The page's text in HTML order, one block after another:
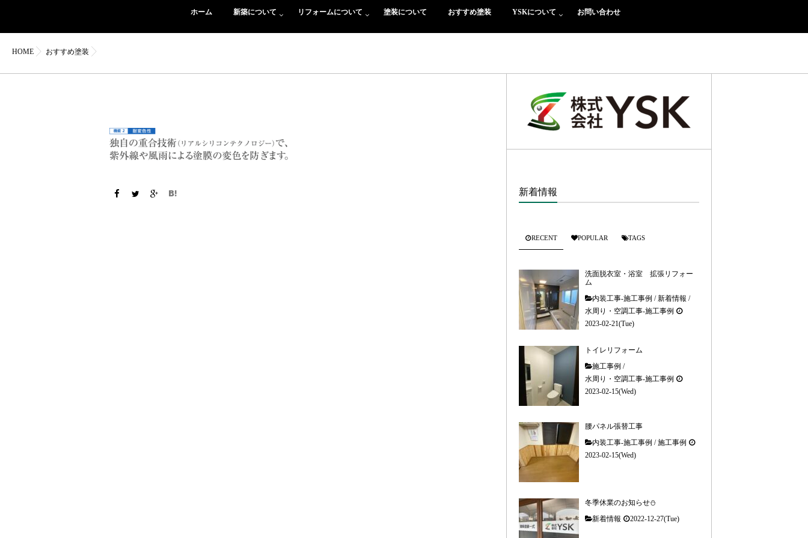
ホーム 新築について リフォームについて 塗装について おすすめ塗装 YSKについて お問い合わせ
HOME おすすめ塗装
新着情報
RECENT POPULAR TAGS
洗面脱衣室・浴室 拡張リフォー
ム
内装工事-施工事例 /新着情報 /
水周り・空調工事-施工事例
2023-02-21(Tue)
トイレリフォーム
施工事例 /
水周り・空調工事-施工事例
2023-02-15(Wed)
腰パネル張替工事
内装工事-施工事例 /施工事例
2023-02-15(Wed)
冬季休業のお知らせ⛄
新着情報
2022-12-27(Tue)